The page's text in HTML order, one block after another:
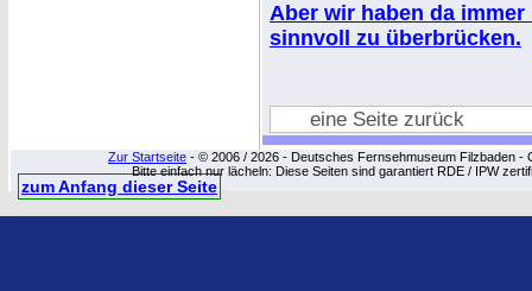
Aber wir haben da
sinnvoll zu überbrücken.
eine Seite zurück
Zur Startseite - © 2006 / 2026 - Deutsches Fernsehmuseum Filzbaden -
Bitte einfach nur lächeln: Diese Seiten sind garantiert RDE / IPW
zum Anfang dieser Seite